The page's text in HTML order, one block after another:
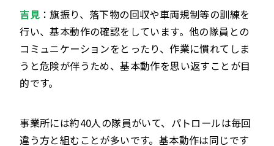
吉見：旗振り、落下物の回収や車両規制等の訓練を
行い、基本動作の確認をしています。他の隊員との
コミュニケーションをとったり、作業に慣れてしま
うと危険が伴うため、基本動作を思い返すことが目
的です。
事業所には約40人の隊員がいて、パトロールは毎回
違う方と組むことが多いです。基本動作は同じです